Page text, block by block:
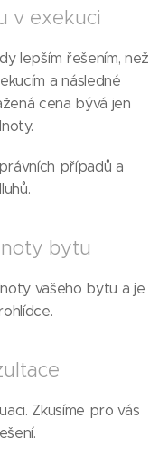
v exekuci
lepším řešením, než
a následné
cena bývá jen
případů a
bytu
vašeho bytu a je
Zkusíme pro vás